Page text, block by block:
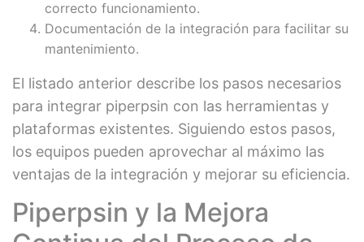
correcto funcionamiento.
Documentación de la integración para facilitar su
mantenimiento.
El listado anterior describe los pasos necesarios
para integrar piperpsin con las herramientas y
plataformas existentes. Siguiendo estos pasos,
los equipos pueden aprovechar al máximo las
ventajas de la integración y mejorar su eficiencia.
Piperpsin y la Mejora